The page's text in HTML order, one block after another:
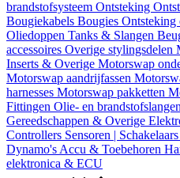
brandstofsysteem Ontsteking
Bougiekabels Bougies Ontsteking
Oliedoppen Tanks & Slangen
accessoires Overige stylingsdelen
Inserts & Overige Motorswap
Motorswap aandrijfassen
harnesses Motorswap pakketten
Fittingen Olie- en brandstofslangen
Gereedschappen & Overige
Controllers Sensoren |
Dynamo's Accu & Toebehoren
elektronica & ECU